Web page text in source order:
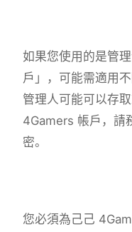
如果您使用的是管
戶」，可能需適用
管理人可能可以存
4Gamers 帳戶，請
密。
您必須為己己